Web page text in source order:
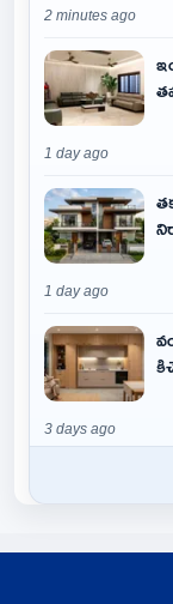
2 minutes ago
1 day ago
1 day ago
3 days ago